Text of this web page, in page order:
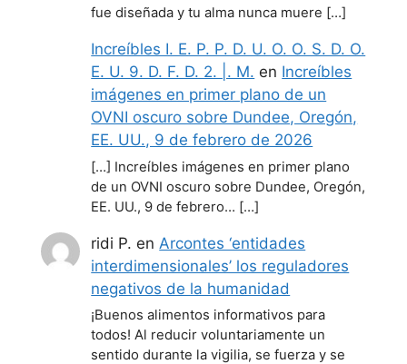
fue diseñada y tu alma nunca muere […]
Increíbles I. E. P. P. D. U. O. O. S. D. O.
E. U. 9. D. F. D. 2. |. M. en Increíbles
imágenes en primer plano de un
OVNI oscuro sobre Dundee, Oregón,
EE. UU., 9 de febrero de 2026
[…] Increíbles imágenes en primer plano
de un OVNI oscuro sobre Dundee, Oregón,
EE. UU., 9 de febrero… […]
ridi P. en Arcontes ‘entidades
interdimensionales’ los reguladores
negativos de la humanidad
¡Buenos alimentos informativos para
todos! Al reducir voluntariamente un
sentido durante la vigilia, se fuerza y se